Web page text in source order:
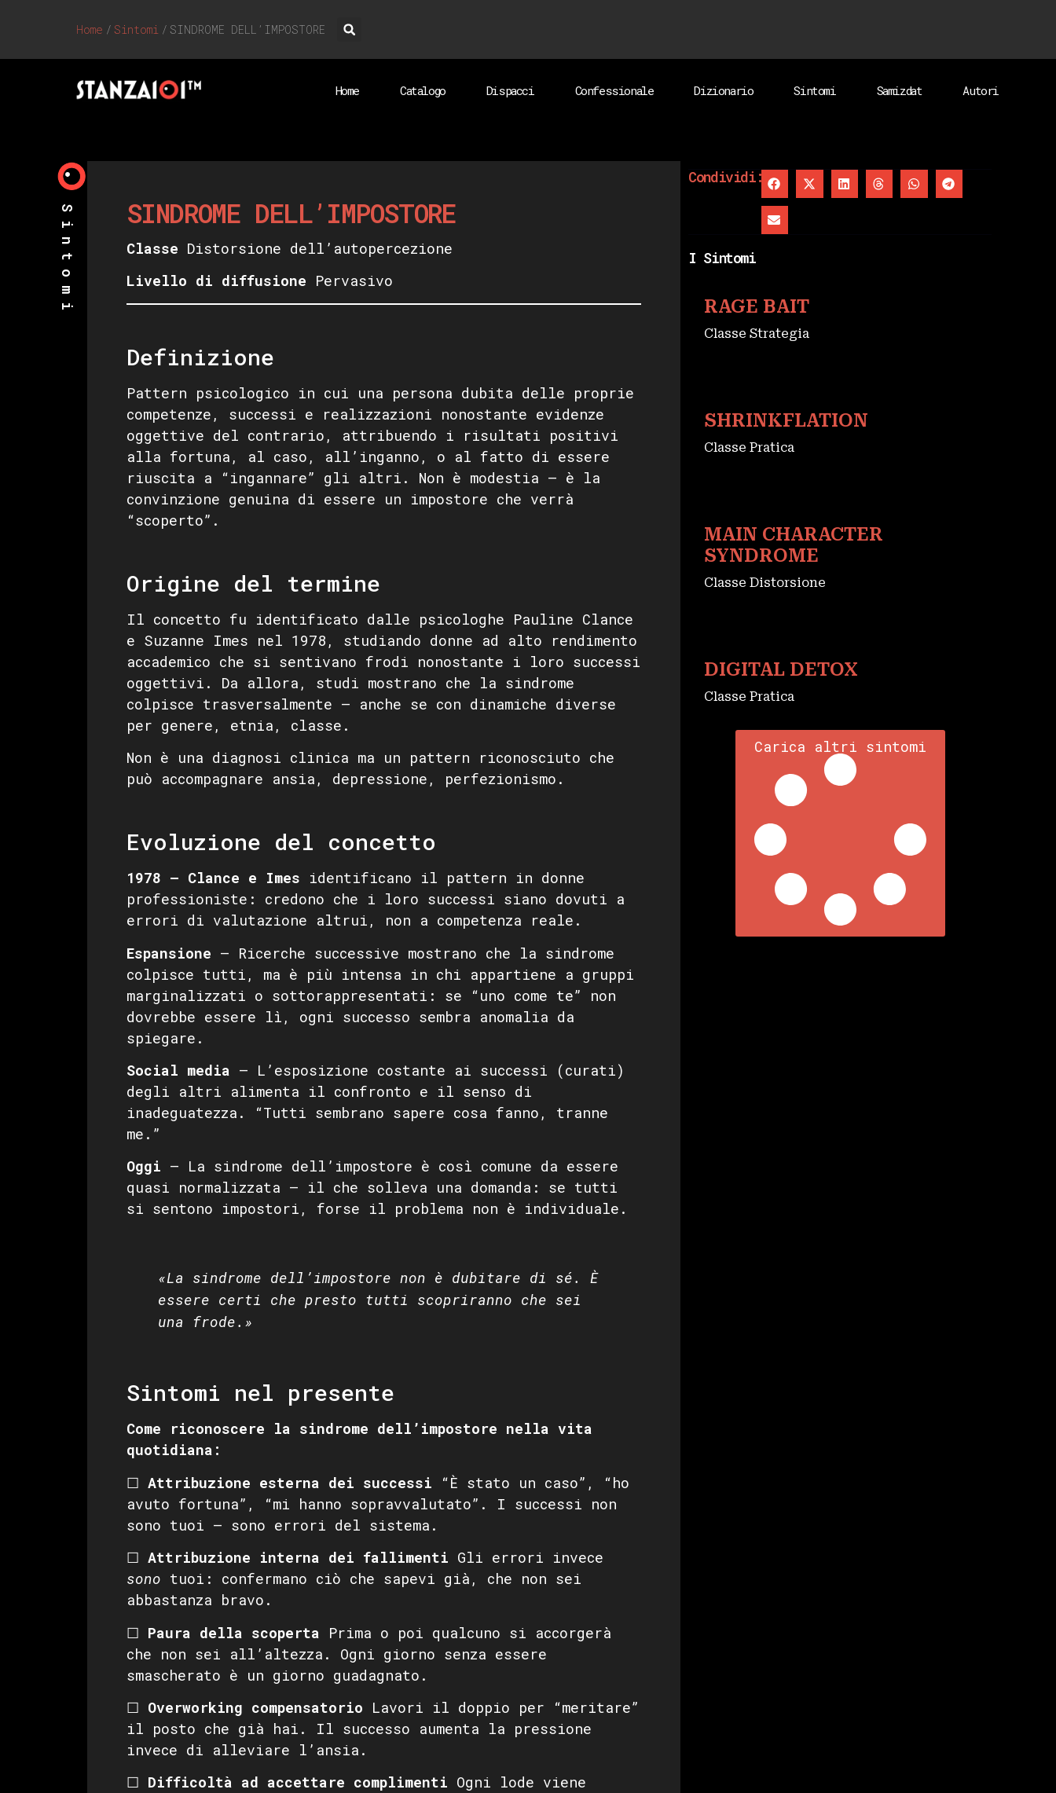
Home / Sintomi / SINDROME DELL’IMPOSTORE
Home Catalogo Dispacci Confessionale Dizionario Sintomi Samizdat Autori
Sintomi SINDROME DELL’IMPOSTORE
Classe Distorsione dell’autopercezione
Livello di diffusione Pervasivo
Definizione
Pattern psicologico in cui una persona dubita delle proprie
competenze, successi e realizzazioni nonostante evidenze
oggettive del contrario, attribuendo i risultati positivi
alla fortuna, al caso, all’inganno, o al fatto di essere
riuscita a “ingannare” gli altri. Non è modestia — è la
convinzione genuina di essere un impostore che verrà
“scoperto”.
Origine del termine
Il concetto fu identificato dalle psicologhe Pauline Clance
e Suzanne Imes nel 1978, studiando donne ad alto rendimento
accademico che si sentivano frodi nonostante i loro successi
oggettivi. Da allora, studi mostrano che la sindrome
colpisce trasversalmente — anche se con dinamiche diverse
per genere, etnia, classe.
Non è una diagnosi clinica ma un pattern riconosciuto che
può accompagnare ansia, depressione, perfezionismo.
Evoluzione del concetto
1978 — Clance e Imes identificano il pattern in donne
professioniste: credono che i loro successi siano dovuti a
errori di valutazione altrui, non a competenza reale.
Espansione — Ricerche successive mostrano che la sindrome
colpisce tutti, ma è più intensa in chi appartiene a gruppi
marginalizzati o sottorappresentati: se “uno come te” non
dovrebbe essere lì, ogni successo sembra anomalia da
spiegare.
Social media — L’esposizione costante ai successi (curati)
degli altri alimenta il confronto e il senso di
inadeguatezza. “Tutti sembrano sapere cosa fanno, tranne
me.”
Oggi — La sindrome dell’impostore è così comune da essere
quasi normalizzata — il che solleva una domanda: se tutti
si sentono impostori, forse il problema non è individuale.
«La sindrome dell’impostore non è dubitare di sé. È
essere certi che presto tutti scopriranno che sei
una frode.»
Sintomi nel presente
Come riconoscere la sindrome dell’impostore nella vita
quotidiana:
☐ Attribuzione esterna dei successi “È stato un caso”, “ho
avuto fortuna”, “mi hanno sopravvalutato”. I successi non
sono tuoi — sono errori del sistema.
☐ Attribuzione interna dei fallimenti Gli errori invece
sono tuoi: confermano ciò che sapevi già, che non sei
abbastanza bravo.
☐ Paura della scoperta Prima o poi qualcuno si accorgerà
che non sei all’altezza. Ogni giorno senza essere
smascherato è un giorno guadagnato.
☐ Overworking compensatorio Lavori il doppio per “meritare”
il posto che già hai. Il successo aumenta la pressione
invece di alleviare l’ansia.
☐ Difficoltà ad accettare complimenti Ogni lode viene
Condividi:
I Sintomi
RAGE BAIT
Classe Strategia
SHRINKFLATION
Classe Pratica
MAIN CHARACTER
SYNDROME
Classe Distorsione
DIGITAL DETOX
Classe Pratica
Carica altri sintomi